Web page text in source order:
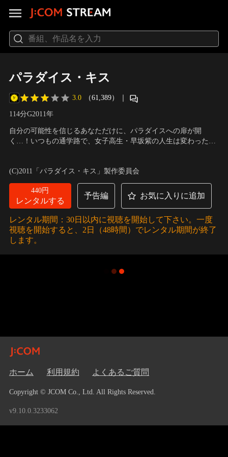
パラダイス・キス
3.0 （61,389） ｜
114分G2011年
自分の可能性を信じるあなただけに、パラダイスへの扉が開
く…！いつもの通学路で、女子高生・早坂紫の人生は変わった。
されながらも、強く惹かれていく紫。気がつけば、恋と夢に向か
って走り始めていた…。
(C)2011「パラダイス・キス」製作委員会
440円
レンタルする
予告編 お気に入りに追加
レンタル期間：30日以内に視聴を開始して下さい。一度
視聴を開始すると、2日（48時間）でレンタル期間が終了
します。
ホーム 利用規約 よくあるご質問
Copyright © JCOM Co., Ltd. All Rights Reserved.
v9.10.0.3233062